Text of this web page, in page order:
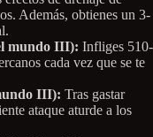
Además, obtienes un 3-
mundo III): Infliges 510-
cada vez que se te
III): Tras gastar
ataque aturde a los